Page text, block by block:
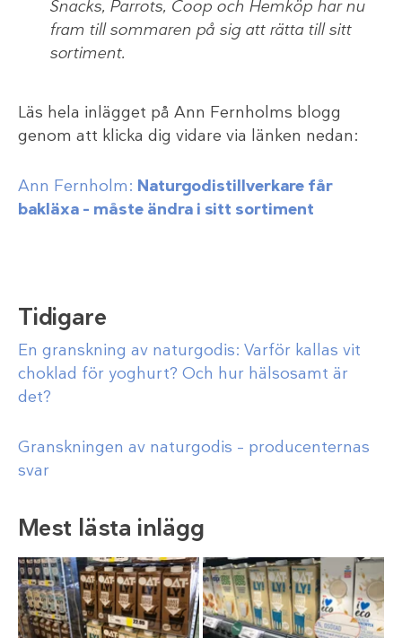
Snacks, Parrots, Coop och Hemköp har nu
fram till sommaren på sig att rätta till sitt
sortiment.
Läs hela inlägget på Ann Fernholms blogg
genom att klicka dig vidare via länken nedan:
Ann Fernholm: Naturgodistillverkare får
bakläxa – måste ändra i sitt sortiment
Tidigare
En granskning av naturgodis: Varför kallas vit
choklad för yoghurt? Och hur hälsosamt är
det?
Granskningen av naturgodis – producenternas
svar
Mest lästa inlägg